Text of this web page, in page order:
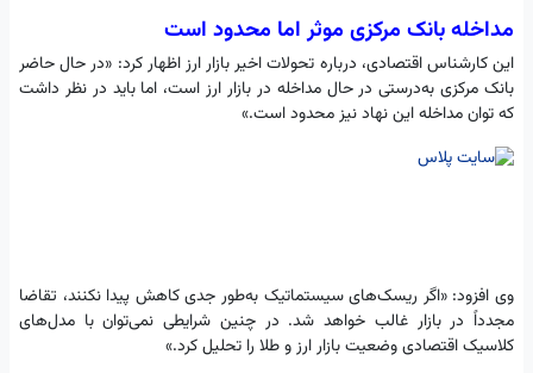
مداخله بانک مرکزی موثر اما محدود است
این کارشناس اقتصادی، درباره تحولات اخیر بازار ارز اظهار کرد: «در حال حاضر
بانک مرکزی به‌درستی در حال مداخله در بازار ارز است، اما باید در نظر داشت
که توان مداخله این نهاد نیز محدود است.»
وی افزود: «اگر ریسک‌های سیستماتیک به‌طور جدی کاهش پیدا نکنند، تقاضا
مجدداً در بازار غالب خواهد شد. در چنین شرایطی نمی‌توان با مدل‌های
کلاسیک اقتصادی وضعیت بازار ارز و طلا را تحلیل کرد.»